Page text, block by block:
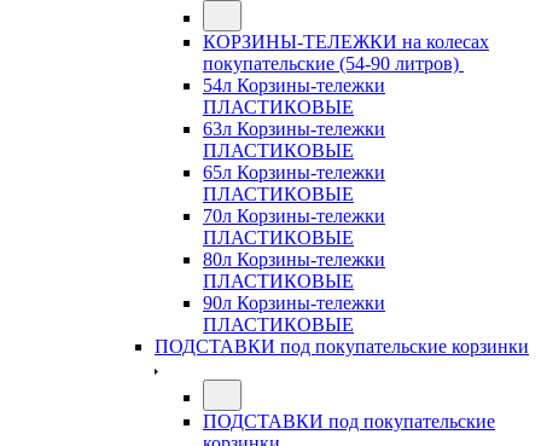
КОРЗИНЫ-ТЕЛЕЖКИ на колесах
покупательские (54-90 литров)
54л Корзины-тележки
ПЛАСТИКОВЫЕ
63л Корзины-тележки
ПЛАСТИКОВЫЕ
65л Корзины-тележки
ПЛАСТИКОВЫЕ
70л Корзины-тележки
ПЛАСТИКОВЫЕ
80л Корзины-тележки
ПЛАСТИКОВЫЕ
90л Корзины-тележки
ПЛАСТИКОВЫЕ
ПОДСТАВКИ под покупательские корзинки
ПОДСТАВКИ под покупательские